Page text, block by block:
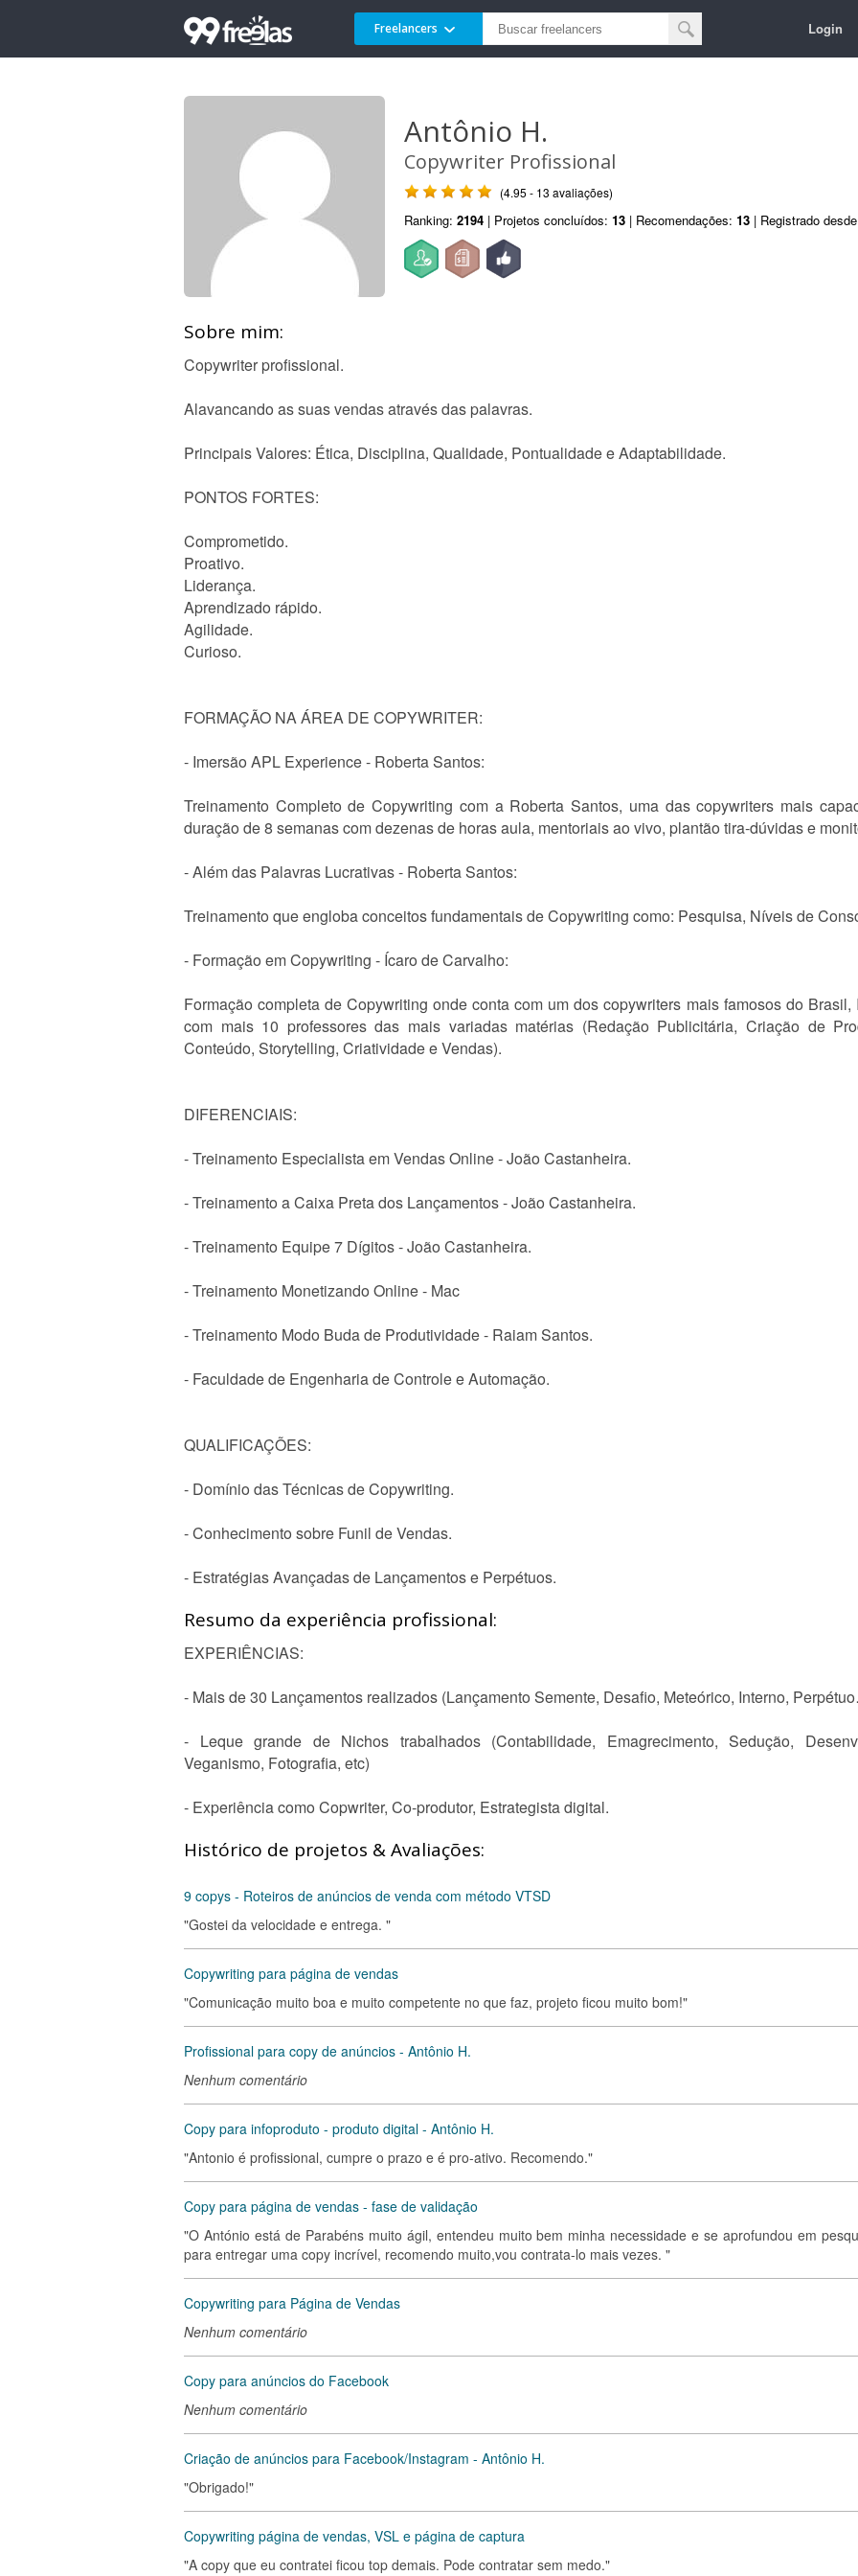
Freelancers Login
Antônio H.
Copywriter Profissional
(4.95 - 13 avaliações)
Ranking: 2194 | Projetos concluídos: 13 | Recomendações: 13 | Registrado
Sobre mim:
Copywriter profissional.
Alavancando as suas vendas através das palavras.
Principais Valores: Ética, Disciplina, Qualidade, Pontualidade e Adaptabilidade.
PONTOS FORTES:
Comprometido.
Proativo.
Liderança.
Aprendizado rápido.
Agilidade.
Curioso.
FORMAÇÃO NA ÁREA DE COPYWRITER:
- Imersão APL Experience - Roberta Santos:
Treinamento Completo de Copywriting com a Roberta Santos, uma das copywriters mais
duração de 8 semanas com dezenas de horas aula, mentoriais ao vivo, plantão tira-dúvidas e
- Além das Palavras Lucrativas - Roberta Santos:
Treinamento que engloba conceitos fundamentais de Copywriting como: Pesquisa, Níveis de
- Formação em Copywriting - Ícaro de Carvalho:
Formação completa de Copywriting onde conta com um dos copywriters mais famosos do
com mais 10 professores das mais variadas matérias (Redação Publicitária, Criação de
Conteúdo, Storytelling, Criatividade e Vendas).
DIFERENCIAIS:
- Treinamento Especialista em Vendas Online - João Castanheira.
- Treinamento a Caixa Preta dos Lançamentos - João Castanheira.
- Treinamento Equipe 7 Dígitos - João Castanheira.
- Treinamento Monetizando Online - Mac
- Treinamento Modo Buda de Produtividade - Raiam Santos.
- Faculdade de Engenharia de Controle e Automação.
QUALIFICAÇÕES:
- Domínio das Técnicas de Copywriting.
- Conhecimento sobre Funil de Vendas.
- Estratégias Avançadas de Lançamentos e Perpétuos.
Resumo da experiência profissional:
EXPERIÊNCIAS:
- Mais de 30 Lançamentos realizados (Lançamento Semente, Desafio, Meteórico, Interno,
- Leque grande de Nichos trabalhados (Contabilidade, Emagrecimento, Sedução,
Veganismo, Fotografia, etc)
- Experiência como Copwriter, Co-produtor, Estrategista digital.
Histórico de projetos & Avaliações:
9 copys - Roteiros de anúncios de venda com método VTSD
"Gostei da velocidade e entrega. "
Copywriting para página de vendas
"Comunicação muito boa e muito competente no que faz, projeto ficou muito bom!"
Profissional para copy de anúncios - Antônio H.
Nenhum comentário
Copy para infoproduto - produto digital - Antônio H.
"Antonio é profissional, cumpre o prazo e é pro-ativo. Recomendo."
Copy para página de vendas - fase de validação
"O António está de Parabéns muito ágil, entendeu muito bem minha necessidade e se aprofundou em
para entregar uma copy incrível, recomendo muito,vou contrata-lo mais vezes. "
Copywriting para Página de Vendas
Nenhum comentário
Copy para anúncios do Facebook
Nenhum comentário
Criação de anúncios para Facebook/Instagram - Antônio H.
"Obrigado!"
Copywriting página de vendas, VSL e página de captura
"A copy que eu contratei ficou top demais. Pode contratar sem medo."